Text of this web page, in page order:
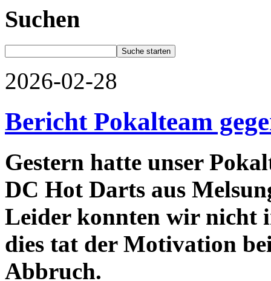
Suchen
2026-02-28
Bericht Pokalteam
Gestern hatte unser
DC Hot Darts aus
Leider konnten wir nicht
dies tat der Motivation
Abbruch.